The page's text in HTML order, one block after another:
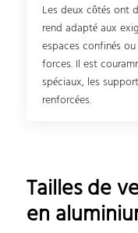
Les deux côtés ont
rend adapté aux
espaces confinés
forces. Il est
spéciaux, les
renforcées.
Tailles de
en